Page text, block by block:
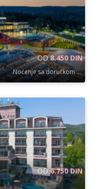
OD8.450 DIN
Noćenje sa doručkom po osobi
OD6.750 DIN